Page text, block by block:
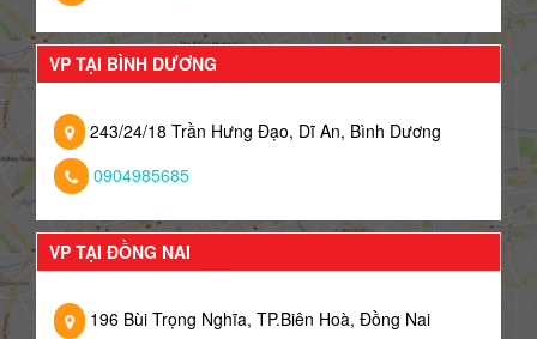
VP TẠI BÌNH DƯƠNG
243/24/18 Trần Hưng Đạo, Dĩ An, Bình Dương
0904985685
VP TẠI ĐỒNG NAI
196 Bùi Trọng Nghĩa, TP.Biên Hoà, Đồng Nai